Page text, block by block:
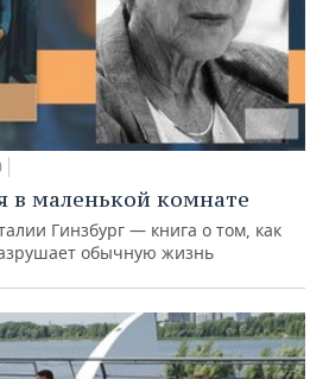
в маленькой комнате
Гинзбург — книга о том, как
обычную жизнь